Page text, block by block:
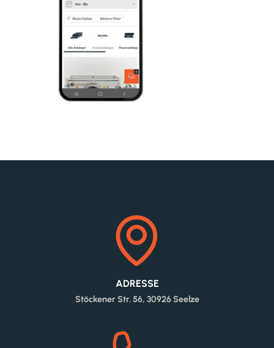
ADRESSE
Stöckener Str. 56, 30926 Seelze